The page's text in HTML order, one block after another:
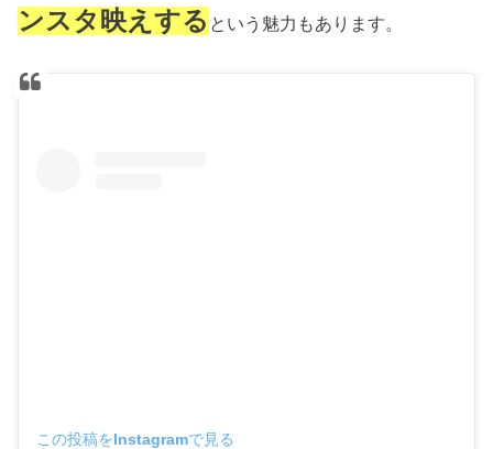
ンスタ映えする という魅力もあります。
この投稿をInstagramで見る